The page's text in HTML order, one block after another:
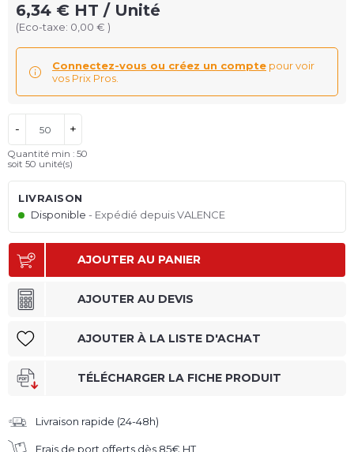
6,34 € HT / Unité
(Eco-taxe: 0,00 € )
Connectez-vous ou créez un compte pour voir
vos Prix Pros.
- +
Quantité min : 50
soit 50 unité(s)
LIVRAISON
Disponible
Expédié depuis VALENCE
AJOUTER AU PANIER
AJOUTER AU DEVIS
AJOUTER À LA LISTE D'ACHAT
TÉLÉCHARGER LA FICHE PRODUIT
Livraison rapide (24-48h)
Frais de port offerts dès 85€ HT